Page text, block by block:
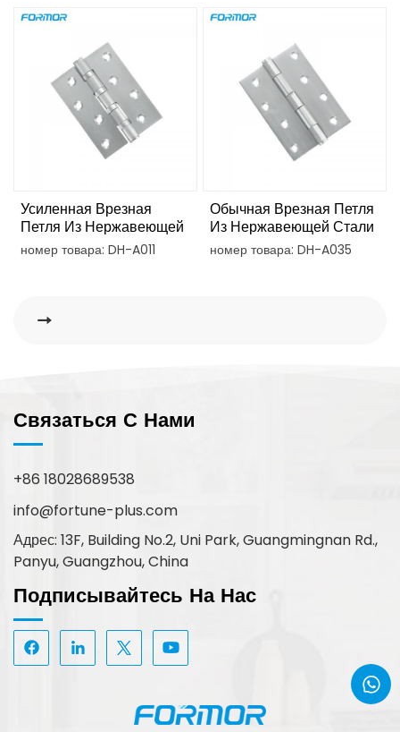
Усиленная Врезная
Петля Из Нержавеющей
Стали С
Шарикоподшипником
номер товара: DH-A011
Обычная Врезная Петля
Из Нержавеющей Стали
Для Дверей
номер товара: DH-A035
Связаться С Нами
+86 18028689538
info@fortune-plus.com
Адрес: 13F, Building No.2, Uni Park, Guangmingnan Rd.,
Panyu, Guangzhou, China
Подписывайтесь На Нас